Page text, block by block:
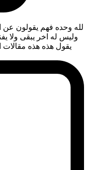
لله وحده فهم يقولون عن
وليس له اخر يبقى ولا
يقول هذه هذه مقالات